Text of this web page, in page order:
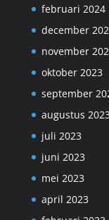
februari 2024
december
november
oktober 2023
september
augustus 2023
juli 2023
juni 2023
mei 2023
april 2023